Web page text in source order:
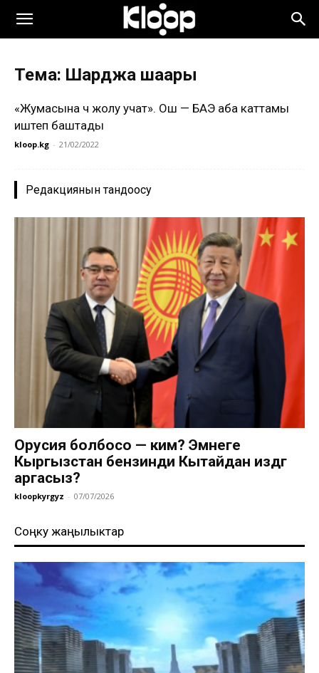
Тема: Шарджа шаары
«Жумасына үч жолу учат». Ош — БАЭ аба каттамы
иштеп баштады
kloop.kg - 21/02/2022
Редакциянын тандоосу
Орусия болбосо — ким? Эмнеге
Кыргызстан бензинди Кытайдан издөөгө
аргасыз?
kloopkyrgyz - 07/07/2026
Соңку жаңылыктар